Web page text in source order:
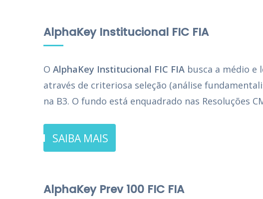
AlphaKey Institucional FIC FIA
O AlphaKey Institucional FIC FIA busca a médio
através de criteriosa seleção (análise
na B3. O fundo está enquadrado nas Resoluções
SAIBA MAIS
AlphaKey Prev 100 FIC FIA